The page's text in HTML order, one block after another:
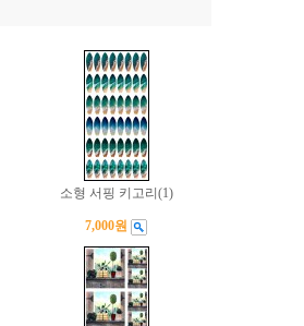
소형 서핑 키고리(1)
7,000원